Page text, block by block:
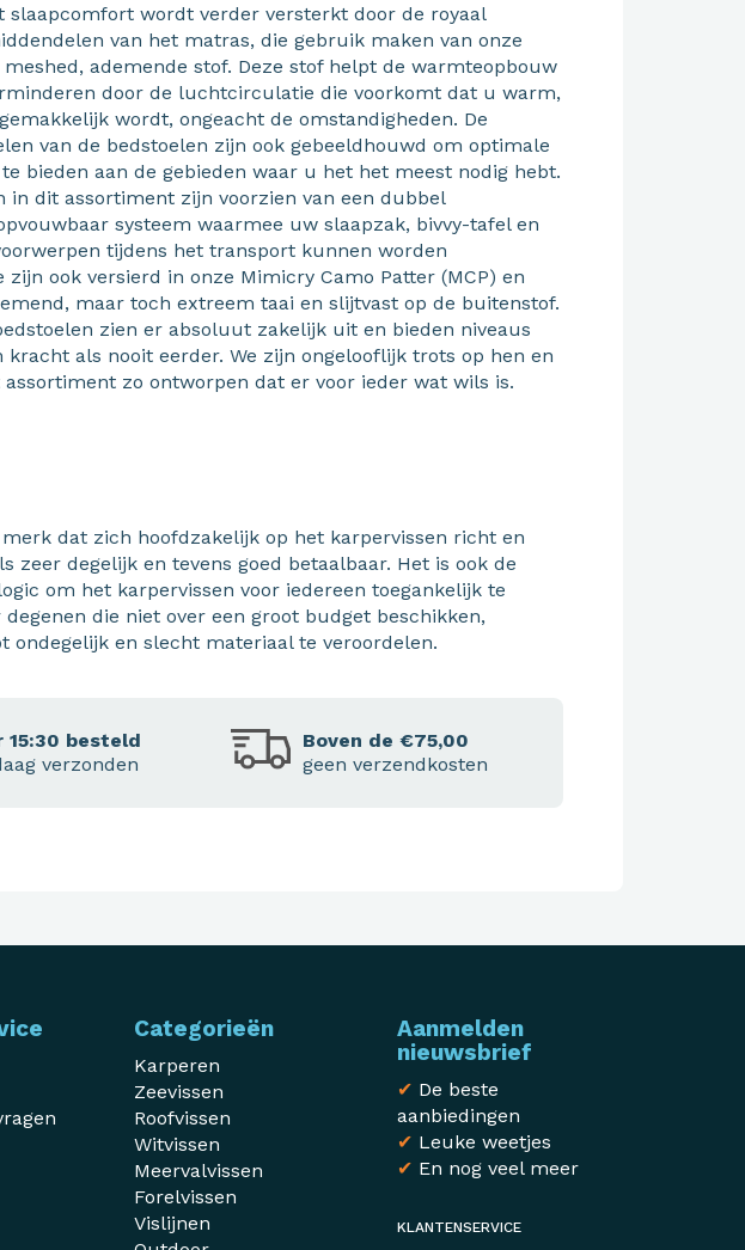
slaapcomfort wordt verder versterkt door de royaal
van het matras, die gebruik maken van onze
meshed, ademende stof. Deze stof helpt de warmteopbouw
door de luchtcirculatie die voorkomt dat u warm,
wordt, ongeacht de omstandigheden. De
van de bedstoelen zijn ook gebeeldhouwd om optimale
bieden aan de gebieden waar u het het meest nodig hebt.
in dit assortiment zijn voorzien van een dubbel
systeem waarmee uw slaapzak, bivvy-tafel en
tijdens het transport kunnen worden
zijn ook versierd in onze Mimicry Camo Patter (MCP) en
maar toch extreem taai en slijtvast op de buitenstof.
zien er absoluut zakelijk uit en bieden niveaus
kracht als nooit eerder. We zijn ongelooflijk trots op hen en
zo ontworpen dat er voor ieder wat wils is.
merk dat zich hoofdzakelijk op het karpervissen richt en
zeer degelijk en tevens goed betaalbaar. Het is ook de
om het karpervissen voor iedereen toegankelijk te
die niet over een groot budget beschikken,
ondegelijk en slecht materiaal te veroordelen.
15:30 besteld
verzonden
Boven de €75,00
geen verzendkosten
Categorieën
Karperen
Zeevissen
Roofvissen
Witvissen
Meervalvissen
Forelvissen
Vislijnen
Aanmelden
nieuwsbrief
✔ De beste
aanbiedingen
✔ Leuke weetjes
✔ En nog veel meer
KLANTENSERVICE